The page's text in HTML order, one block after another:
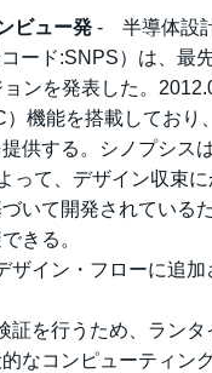
ビュー発 - 半導体設
ード:SNPS）は、最
ンを発表した。
機能を搭載してお
供する。シノプシス
って、デザイン収束
いて開発されている
きる。
ザイン・フローに追
証を行うため、ラン
なコンピューティン